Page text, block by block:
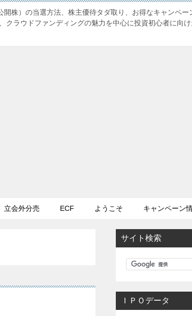
開株）の当選方法、株主優待タダ取り、お得なキャンペー
クラウドファンディングの魅力を中心に投資初心者に向
立会外分売 ECF ようこそ キャンペーン
サイト検索
ＩＰＯデータ